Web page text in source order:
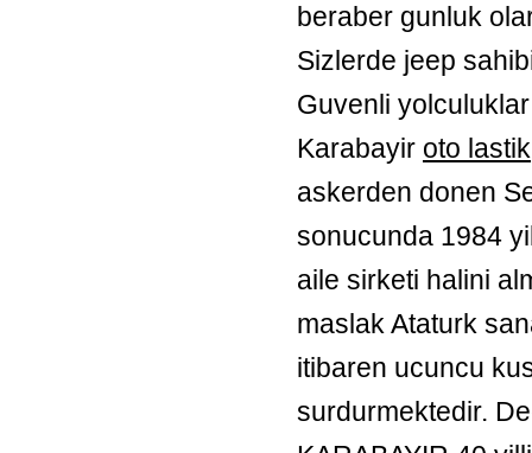
beraber gunluk
Sizlerde jeep
Guvenli
Karabayir oto lastik
askerden donen
sonucunda 1984
aile sirketi halini
maslak Ataturk
itibaren ucuncu
surdurmektedir.